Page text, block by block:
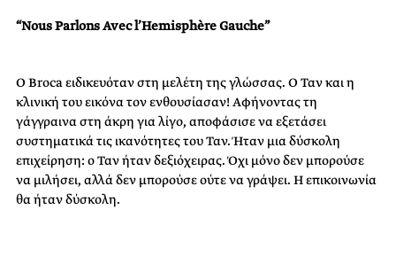
“Nous Parlons Avec l’Hemisphère Gauche”
Ο Broca ειδικευόταν στη μελέτη της γλώσσας. Ο Ταν και η
κλινική του εικόνα τον ενθουσίασαν! Αφήνοντας τη
γάγγραινα στη άκρη για λίγο, αποφάσισε να εξετάσει
συστηματικά τις ικανότητες του Ταν. Ήταν μια δύσκολη
επιχείρηση: ο Ταν ήταν δεξιόχειρας. Όχι μόνο δεν μπορούσε
να μιλήσει, αλλά δεν μπορούσε ούτε να γράψει. Η επικοινωνία
θα ήταν δύσκολη.